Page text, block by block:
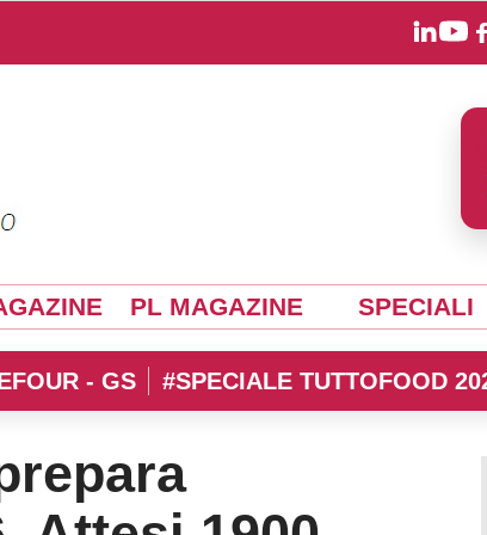
PL MAGAZINE SPECIALI
- GS #SPECIALE TUTTOFOOD